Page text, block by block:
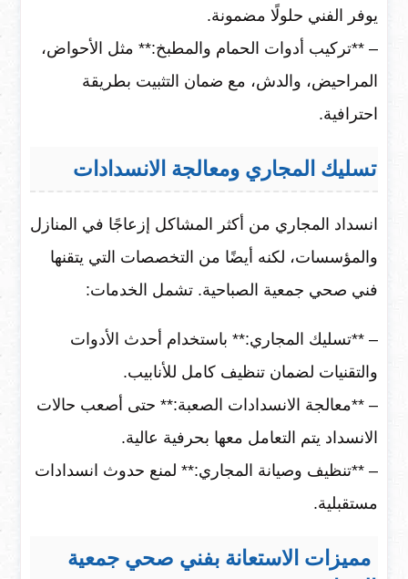
يوفر الفني حلولًا مضمونة.
– **تركيب أدوات الحمام والمطبخ:** مثل الأحواض،
المراحيض، والدش، مع ضمان التثبيت بطريقة
احترافية.
تسليك المجاري ومعالجة الانسدادات
انسداد المجاري من أكثر المشاكل إزعاجًا في المنازل
والمؤسسات، لكنه أيضًا من التخصصات التي يتقنها
فني صحي جمعية الصباحية. تشمل الخدمات:
– **تسليك المجاري:** باستخدام أحدث الأدوات
والتقنيات لضمان تنظيف كامل للأنابيب.
– **معالجة الانسدادات الصعبة:** حتى أصعب حالات
الانسداد يتم التعامل معها بحرفية عالية.
– **تنظيف وصيانة المجاري:** لمنع حدوث انسدادات
مستقبلية.
مميزات الاستعانة بفني صحي جمعية